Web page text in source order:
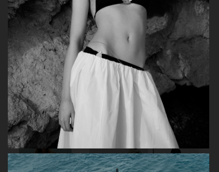
ELLE SWEDEN
ELLE SWEDEN